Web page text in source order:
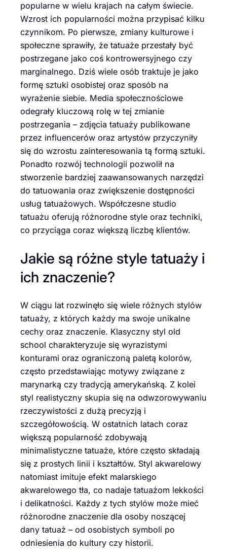
popularne w wielu krajach na całym świecie.
Wzrost ich popularności można przypisać kilku
czynnikom. Po pierwsze, zmiany kulturowe i
społeczne sprawiły, że tatuaże przestały być
postrzegane jako coś kontrowersyjnego czy
marginalnego. Dziś wiele osób traktuje je jako
formę sztuki osobistej oraz sposób na
wyrażenie siebie. Media społecznościowe
odegrały kluczową rolę w tej zmianie
postrzegania – zdjęcia tatuaży publikowane
przez influencerów oraz artystów przyczyniły
się do wzrostu zainteresowania tą formą sztuki.
Ponadto rozwój technologii pozwolił na
stworzenie bardziej zaawansowanych narzędzi
do tatuowania oraz zwiększenie dostępności
usług tatuażowych. Współczesne studio
tatuażu oferują różnorodne style oraz techniki,
co przyciąga coraz większą liczbę klientów.
Jakie są różne style tatuaży i
ich znaczenie?
W ciągu lat rozwinęło się wiele różnych stylów
tatuaży, z których każdy ma swoje unikalne
cechy oraz znaczenie. Klasyczny styl old
school charakteryzuje się wyrazistymi
konturami oraz ograniczoną paletą kolorów,
często przedstawiając motywy związane z
marynarką czy tradycją amerykańską. Z kolei
styl realistyczny skupia się na odwzorowywaniu
rzeczywistości z dużą precyzją i
szczegółowością. W ostatnich latach coraz
większą popularność zdobywają
minimalistyczne tatuaże, które często składają
się z prostych linii i kształtów. Styl akwarelowy
natomiast imituje efekt malarskiego
akwarelowego tła, co nadaje tatuażom lekkości
i delikatności. Każdy z tych stylów może mieć
różnorodne znaczenie dla osoby noszącej
dany tatuaż – od osobistych symboli po
odniesienia do kultury czy historii.